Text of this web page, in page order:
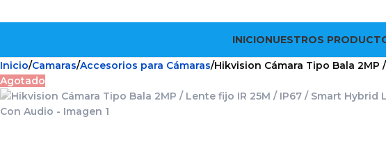
INICIONUESTROS
Inicio Camaras Accesorios para Cámaras Hikvision Cámara Tipo Bala
Agotado